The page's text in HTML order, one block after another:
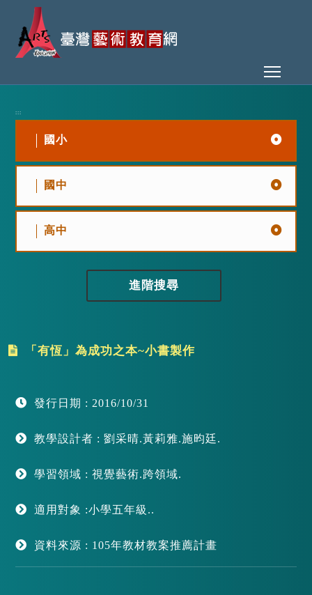
:::
國小
國中
高中
進階搜尋
「有恆」為成功之本~小書製作
發行日期 : 2016/10/31
教學設計者 : 劉采晴.黃莉雅.施昀廷.
學習領域 : 視覺藝術.跨領域.
適用對象 :小學五年級..
資料來源 : 105年教材教案推薦計畫